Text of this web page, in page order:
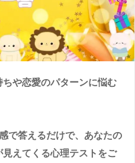
や恋愛のパターンに悩む
で答えるだけで、あなたの
えてくる心理テストをご